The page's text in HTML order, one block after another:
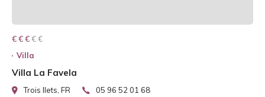
€ € € € €
€ € €
Villa
Villa La Favela
Trois Ilets, FR 05 96 52 01 68